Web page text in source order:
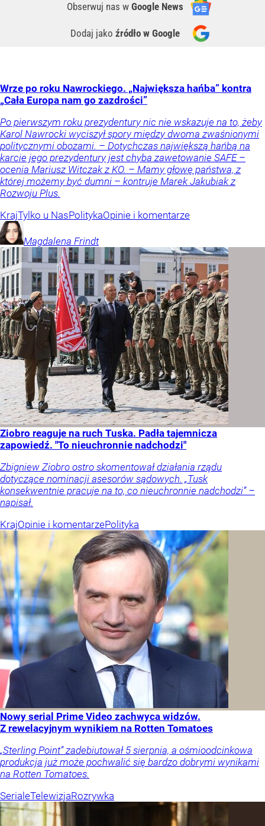
Obserwuj nas w Google News
Dodaj jako źródło w Google
Wrze po roku Nawrockiego. „Największa hańba” kontra
„Cała Europa nam go zazdrości”
Po pierwszym roku prezydentury nic nie wskazuje na to, żeby
Karol Nawrocki wyciszył spory między dwoma zwaśnionymi
politycznymi obozami. – Dotychczas największą hańbą na
karcie jego prezydentury jest chyba zawetowanie SAFE –
ocenia Mariusz Witczak z KO. – Mamy głowę państwa, z
której możemy być dumni – kontruje Marek Jakubiak z
Rozwoju Plus.
KrajTylko u NasPolitykaOpinie i komentarze
Magdalena Frindt
Ziobro reaguje na ruch Tuska. Padła tajemnicza
zapowiedź. "To nieuchronnie nadchodzi"
Zbigniew Ziobro ostro skomentował działania rządu
dotyczące nominacji asesorów sądowych. „Tusk
konsekwentnie pracuje na to, co nieuchronnie nadchodzi” –
napisał.
KrajOpinie i komentarzePolityka
Nowy serial Prime Video zachwyca widzów.
Z rewelacyjnym wynikiem na Rotten Tomatoes
„Sterling Point” zadebiutował 5 sierpnia, a ośmioodcinkowa
produkcja już może pochwalić się bardzo dobrymi wynikami
na Rotten Tomatoes.
SerialeTelewizjaRozrywka